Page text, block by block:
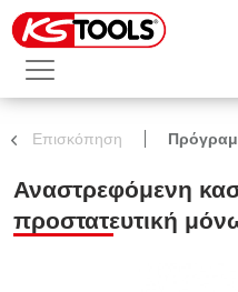
Επισκόπηση
Αναστρεφόμενη
προστατευτική